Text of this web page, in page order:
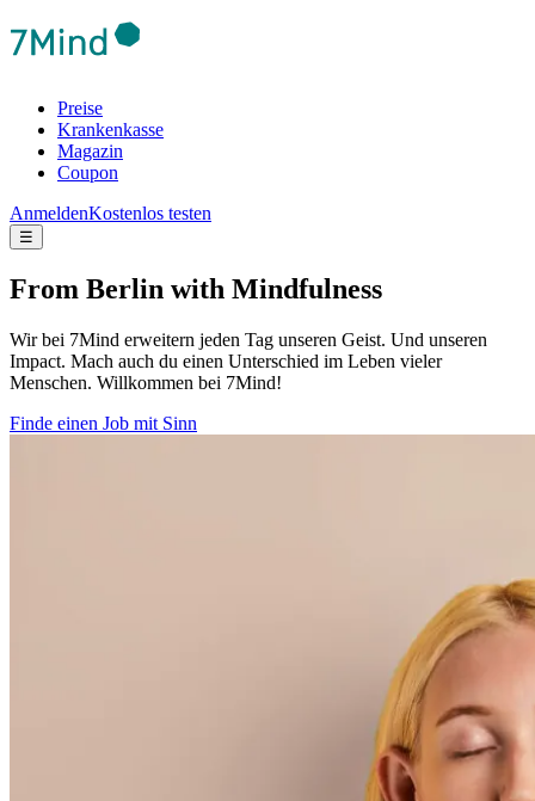
Preise
Krankenkasse
Magazin
Coupon
AnmeldenKostenlos testen
☰
From Berlin with Mindfulness
Wir bei 7Mind erweitern jeden Tag unseren Geist. Und unseren
Impact. Mach auch du einen Unterschied im Leben vieler
Menschen. Willkommen bei 7Mind!
Finde einen Job mit Sinn